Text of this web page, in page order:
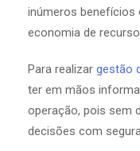
inúmeros benefícios
economia de
Para realizar gestão
ter em mãos
operação, pois sem
decisões com